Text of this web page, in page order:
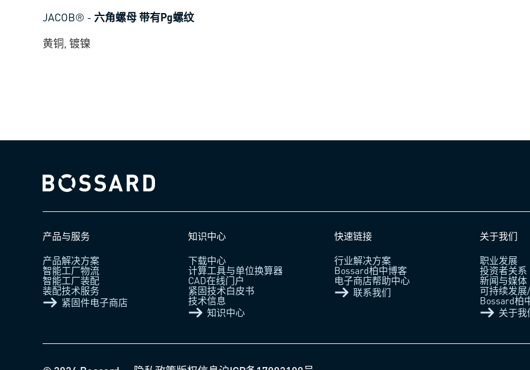
JACOB® - 六角螺母 带有Pg螺纹
黄铜, 镀镍
Bossard homepage
产品与服务
产品解决方案
智能工厂物流
智能工厂装配
装配技术服务
紧固件电子商店
知识中心
下载中心
计算工具与单位换算器
CAD在线门户
紧固技术白皮书
技术信息
知识中心
快速链接
行业解决方案
Bossard柏中博客
电子商店帮助中心
联系我们
关于我们
职业发展
投资者关系
新闻与媒体
可持续发展
Bossard柏
关于我